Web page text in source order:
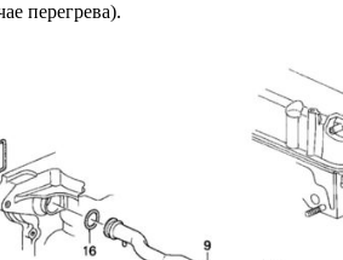
перегрева).